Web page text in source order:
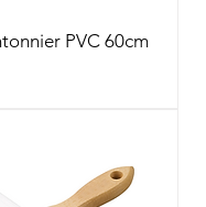
PVC 60cm